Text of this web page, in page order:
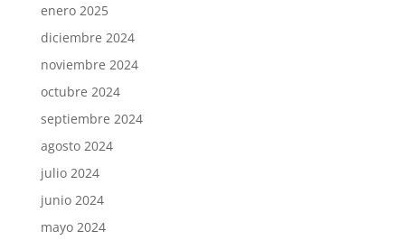
enero 2025
diciembre 2024
noviembre 2024
octubre 2024
septiembre 2024
agosto 2024
julio 2024
junio 2024
mayo 2024